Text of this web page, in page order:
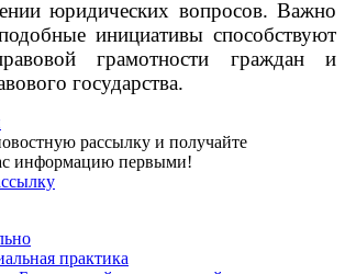
юридических вопросов. Важно
инициативы способствуют
грамотности граждан и
государства.
рассылку и получайте
информацию первыми!
практика